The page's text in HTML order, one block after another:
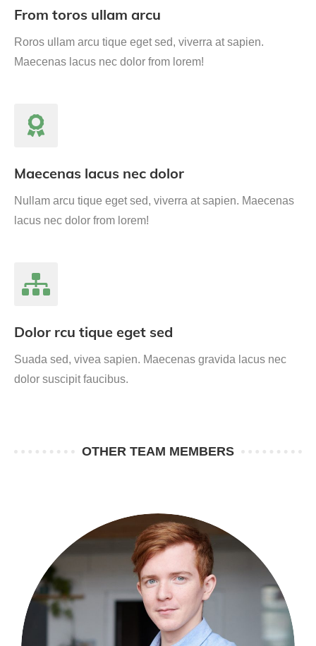
From toros ullam arcu
Roros ullam arcu tique eget sed, viverra at sapien.
Maecenas lacus nec dolor from lorem!
Maecenas lacus nec dolor
Nullam arcu tique eget sed, viverra at sapien. Maecenas
lacus nec dolor from lorem!
Dolor rcu tique eget sed
Suada sed, vivea sapien. Maecenas gravida lacus nec
dolor suscipit faucibus.
OTHER TEAM MEMBERS